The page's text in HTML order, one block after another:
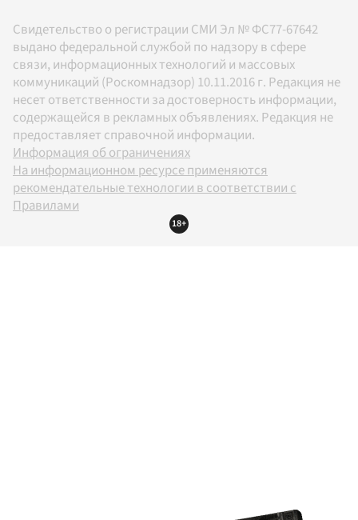
Свидетельство о регистрации СМИ Эл № ФС77-67642
выдано федеральной службой по надзору в сфере
связи, информационных технологий и массовых
коммуникаций (Роскомнадзор) 10.11.2016 г. Редакция не
несет ответственности за достоверность информации,
содержащейся в рекламных объявлениях. Редакция не
предоставляет справочной информации.
Информация об ограничениях
На информационном ресурсе применяются
рекомендательные технологии в соответствии с
Правилами
18+